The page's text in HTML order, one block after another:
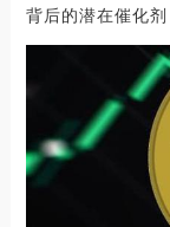
背后的潜在催化